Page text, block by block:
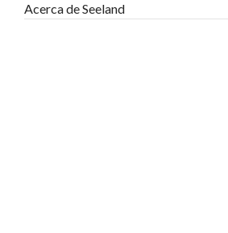
Acerca de Seeland